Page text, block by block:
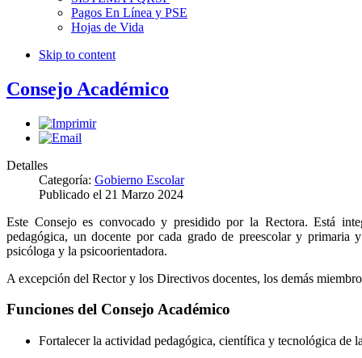
Pagos En Línea y PSE
Hojas de Vida
Skip to content
Consejo Académico
Detalles
Categoría: Gobierno Escolar
Publicado el 21 Marzo 2024
Este Consejo es convocado y presidido por la Rectora. Está
pedagógica, un docente por cada grado de preescolar y primaria
psicóloga y la psicoorientadora.
A excepción del Rector y los Directivos docentes, los demás
Funciones del Consejo Académico
Fortalecer la actividad pedagógica, científica y tecnológica de